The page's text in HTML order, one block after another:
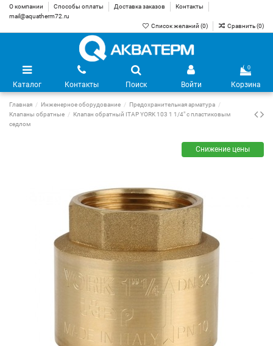
О компании Способы оплаты Доставка заказов
Контакты
mail@aquatherm72.ru
Список желаний (0) Сравнить (0)
Каталог Контакты Поиск Войти
0
Корзина
Главная Инженерное оборудование
Предохранительная арматура
Клапаны обратные
Клапан обратный ITAP YORK 103 1 1/4" с пластиковым
седлом
Снижение цены